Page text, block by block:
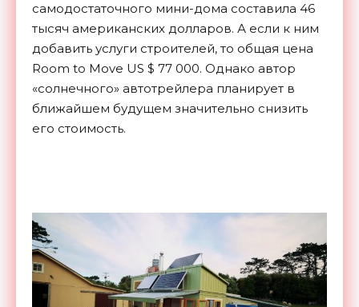
самодостаточного мини-дома составила 46
тысяч американских долларов. А если к ним
добавить услуги строителей, то общая цена
Room to Move US $ 77 000. Однако автор
«солнечного» автотрейлера планирует в
ближайшем будущем значительно снизить
его стоимость.